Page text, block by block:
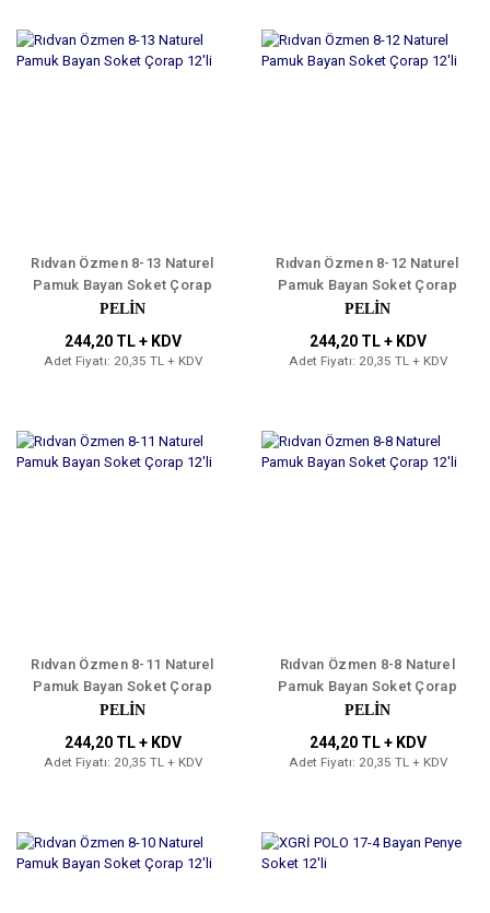
Rıdvan Özmen 8-13 Naturel
Pamuk Bayan Soket Çorap
12'li
PELİN
244,20 TL + KDV
Adet Fiyatı: 20,35 TL + KDV
Rıdvan Özmen 8-12 Naturel
Pamuk Bayan Soket Çorap
12'li
PELİN
244,20 TL + KDV
Adet Fiyatı: 20,35 TL + KDV
Rıdvan Özmen 8-11 Naturel
Pamuk Bayan Soket Çorap
12'li
PELİN
244,20 TL + KDV
Adet Fiyatı: 20,35 TL + KDV
Rıdvan Özmen 8-8 Naturel
Pamuk Bayan Soket Çorap
12'li
PELİN
244,20 TL + KDV
Adet Fiyatı: 20,35 TL + KDV